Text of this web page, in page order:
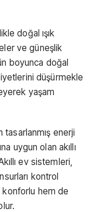
doğal ışık
ve güneşlik
boyunca doğal
düşürmekle
yaşam
enerji
uygun olan akıllı
ev sistemleri,
kontrol
konforlu hem de